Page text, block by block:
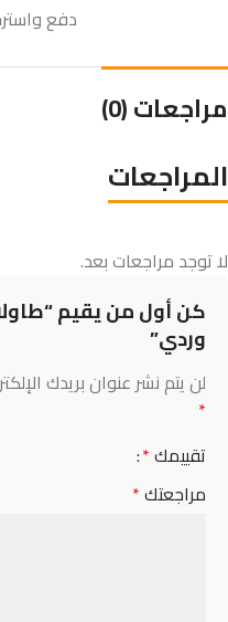
دفع
مراجعات (0)
المراجعات
لا توجد مراجعات بعد.
كن أول من يقيم
وردي”
لن يتم نشر عنوان بريدك
*
تقييمك*
مراجعتك*